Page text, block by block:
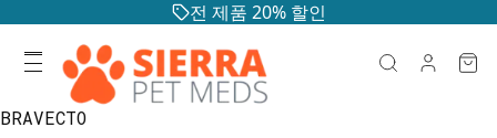
전 제품 20% 할인
BRAVECTO